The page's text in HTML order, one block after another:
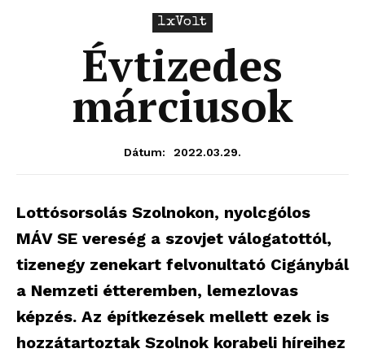
1xVolt
Évtizedes
márciusok
Dátum: 2022.03.29.
Lottósorsolás Szolnokon, nyolcgólos
MÁV SE vereség a szovjet válogatottól,
tizenegy zenekart felvonultató Cigánybál
a Nemzeti étteremben, lemezlovas
képzés. Az építkezések mellett ezek is
hozzátartoztak Szolnok korabeli híreihez